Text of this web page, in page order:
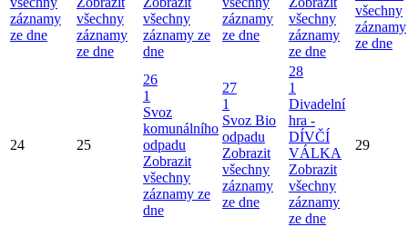
záznamy
ze dne
všechny
záznamy
ze dne
všechny
záznamy ze
dne
záznamy
ze dne
všechny
záznamy
ze dne
všechny
záznamy
ze dne
24 25
26
1
Svoz
komunálního
odpadu
Zobrazit
všechny
záznamy ze
dne
27
1
Svoz Bio
odpadu
Zobrazit
všechny
záznamy
ze dne
28
1
Divadelní
hra -
DÍVČÍ
VÁLKA
Zobrazit
všechny
záznamy
ze dne
29